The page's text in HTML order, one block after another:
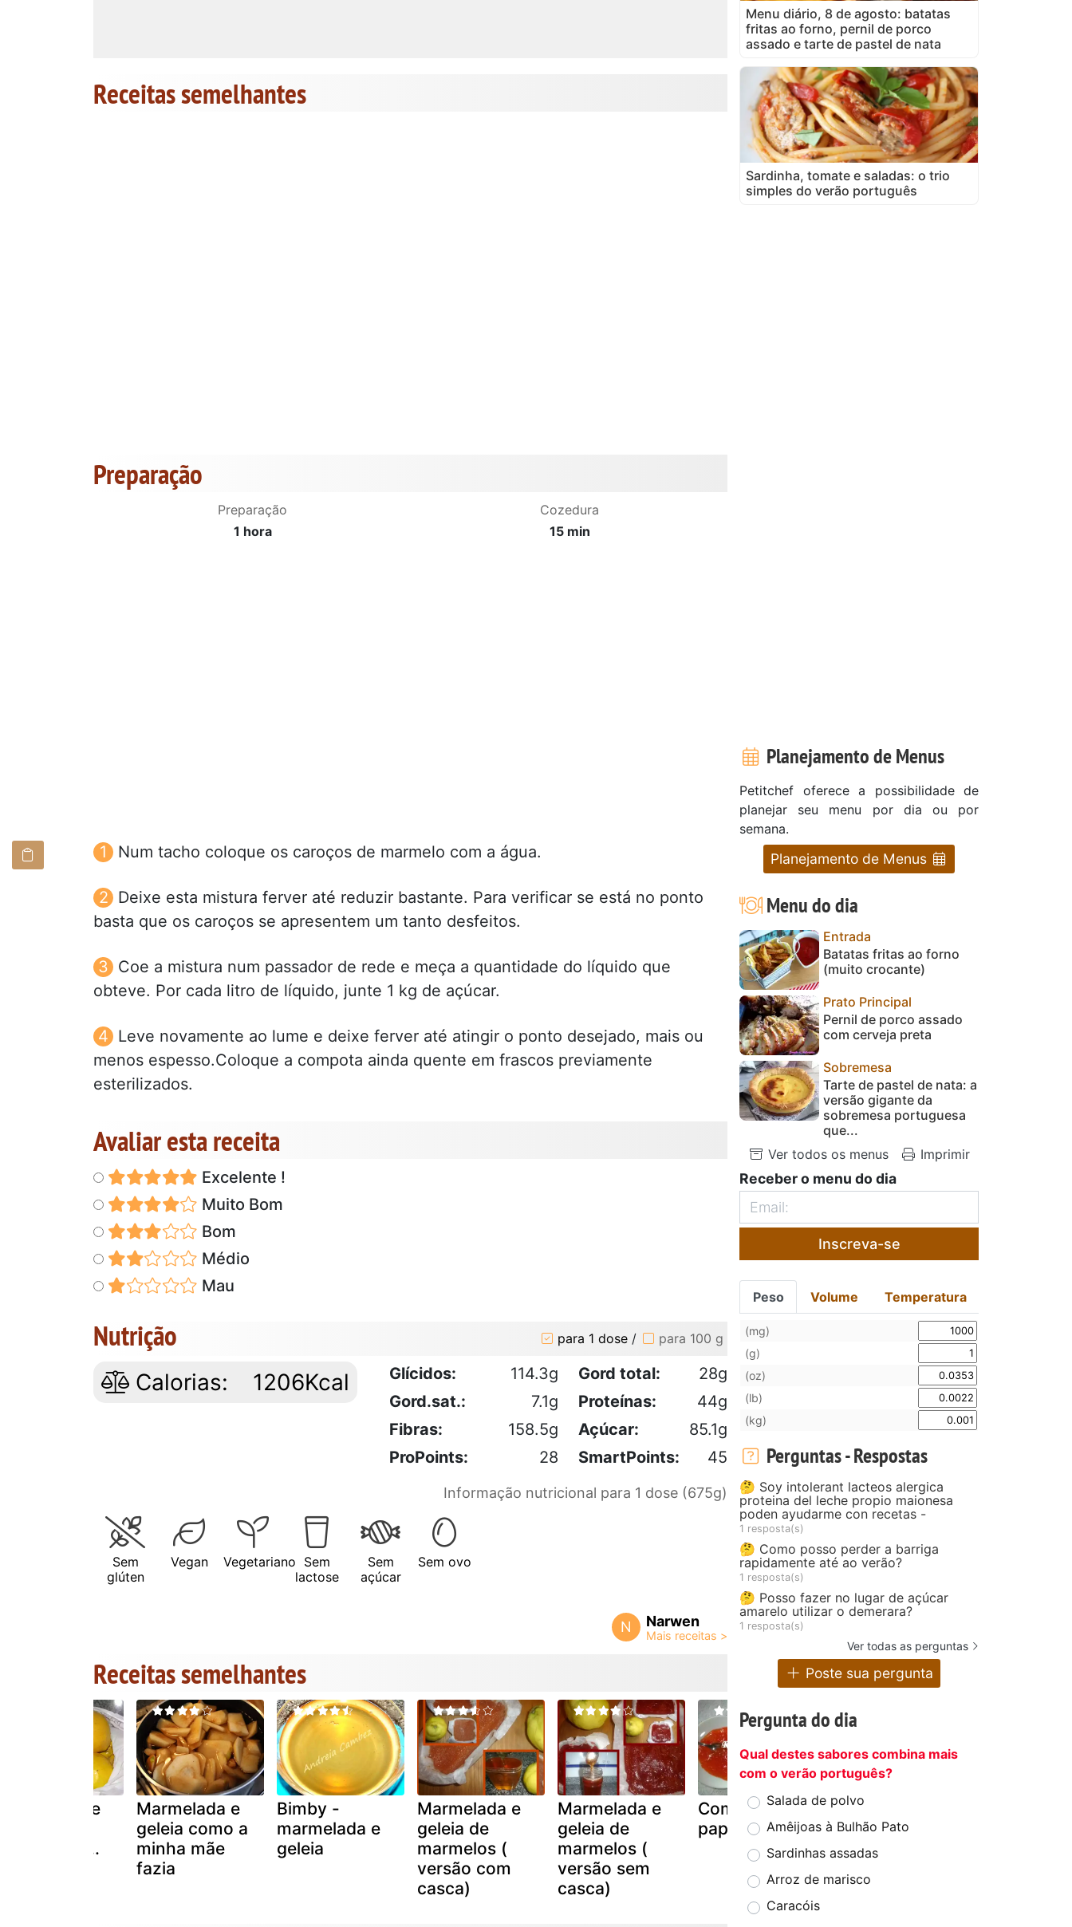
Receitas semelhantes
Preparação
Preparação
1 hora
Cozedura
15 min
Num tacho coloque os caroços de marmelo com a água.
Deixe esta mistura ferver até reduzir bastante. Para verificar se está no ponto
basta que os caroços se apresentem um tanto desfeitos.
Coe a mistura num passador de rede e meça a quantidade do líquido que
obteve. Por cada litro de líquido, junte 1 kg de açúcar.
Leve novamente ao lume e deixe ferver até atingir o ponto desejado, mais ou
menos espesso.Coloque a compota ainda quente em frascos previamente
esterilizados.
Avaliar esta receita
Excelente !
Muito Bom
Bom
Médio
Mau
Nutrição para 1 dose / para 100 g
Calorias: 1206Kcal Glícidos: 114.3g Gord total:
28g
Gord.sat.:
7.1g Proteínas:
44g
Fibras:
158.5g Açúcar:
85.1g
ProPoints:
28 SmartPoints: 45
Informação nutricional para 1 dose (675g)
Sem
glúten
Vegan Vegetariano Sem
lactose
Sem
açúcar
Sem ovo
N Narwen
Receitas semelhantes
época de
Marmelada e
geleia como a
minha mãe
fazia
Bimby -
marmelada e
geleia
Marmelada e
geleia de
marmelos (
versão com
casca)
Marmelada e
geleia de
marmelos (
versão sem
casca)
Compota de
papaia
Groselhas em
geleia
Menu diário, 8 de agosto: batatas
fritas ao forno, pernil de porco
assado e tarte de pastel de nata
Sardinha, tomate e saladas: o trio
simples do verão português
Planejamento de Menus
Petitchef oferece a possibilidade de
planejar seu menu por dia ou por
semana.
Planejamento de Menus
Menu do dia
Entrada
Batatas fritas ao forno
(muito crocante)
Prato Principal
Pernil de porco assado
com cerveja preta
Sobremesa
Tarte de pastel de nata: a
versão gigante da
sobremesa portuguesa
que...
Ver todos os menus
Imprimir
Receber o menu do dia
Inscreva-se
Peso Volume Temperatura
(mg)
(g)
(oz)
(lb)
(kg)
Perguntas - Respostas
🤔 Soy intolerant lacteos alergica
proteina del leche propio maionesa
poden ayudarme con recetas -
1 resposta(s)
🤔 Como posso perder a barriga
rapidamente até ao verão?
1 resposta(s)
🤔 Posso fazer no lugar de açúcar
amarelo utilizar o demerara?
1 resposta(s)
Ver todas as perguntas
Poste sua pergunta
Pergunta do dia
Qual destes sabores combina mais
com o verão português?
Salada de polvo
Amêijoas à Bulhão Pato
Sardinhas assadas
Arroz de marisco
Caracóis